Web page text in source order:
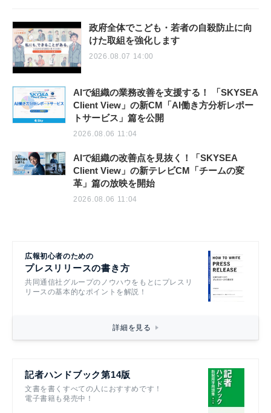
政府全体でこども・若者の自殺防止に向
けた取組を強化します
2026.08.07 14:00
AIで組織の業務改善を支援する！ 「SKYSEA
Client View」の新CM「AI働き方分析レポー
トサービス」篇を公開
2026.08.06 11:04
AIで組織の改善点を見抜く！「SKYSEA
Client View」の新テレビCM「チームの変
革」篇の放映を開始
2026.08.06 11:04
広報初心者のための
プレスリリースの書き方
共同通信社グループのノウハウをもとにプレスリ
リースの基本的なポイントを解説！
詳細を見る
記者ハンドブック第14版
文書を書くすべての人におすすめです！
電子書籍も発売中！